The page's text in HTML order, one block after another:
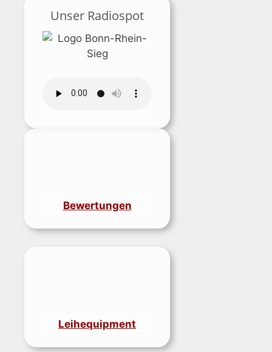
Unser Radiospot
Bewertungen
Leihequipment